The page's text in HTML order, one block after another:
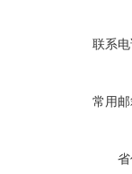
联系
常用